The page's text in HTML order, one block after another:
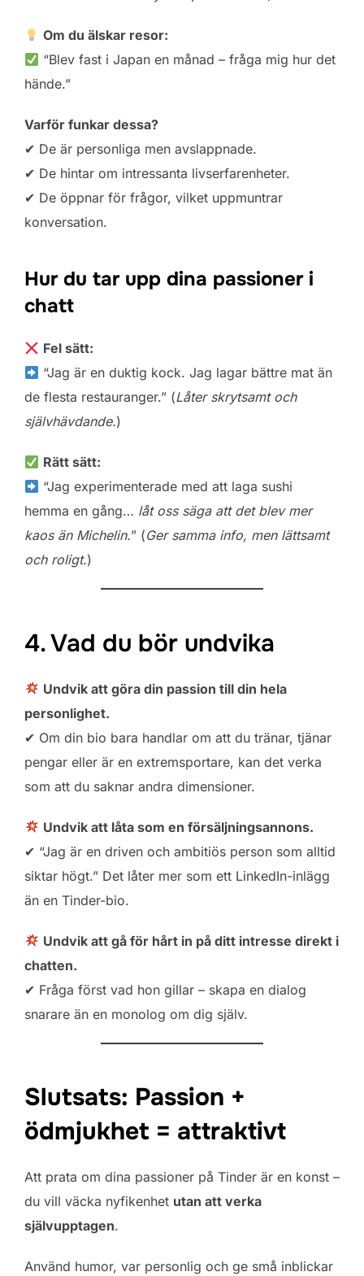
Om du älskar resor:
“Blev fast i Japan en månad – fråga mig hur det
hände.”
Varför funkar dessa?
✔ De är personliga men avslappnade.
✔ De hintar om intressanta livserfarenheter.
✔ De öppnar för frågor, vilket uppmuntrar
konversation.
Hur du tar upp dina passioner i
chatt
Fel sätt:
“Jag är en duktig kock. Jag lagar bättre mat än
de flesta restauranger.” (Låter skrytsamt och
självhävdande.)
Rätt sätt:
“Jag experimenterade med att laga sushi
hemma en gång… låt oss säga att det blev mer
kaos än Michelin.” (Ger samma info, men lättsamt
och roligt.)
4. Vad du bör undvika
Undvik att göra din passion till din hela
personlighet.
✔ Om din bio bara handlar om att du tränar, tjänar
pengar eller är en extremsportare, kan det verka
som att du saknar andra dimensioner.
Undvik att låta som en försäljningsannons.
✔ “Jag är en driven och ambitiös person som alltid
siktar högt.” Det låter mer som ett LinkedIn-inlägg
än en Tinder-bio.
Undvik att gå för hårt in på ditt intresse direkt i
chatten.
✔ Fråga först vad hon gillar – skapa en dialog
snarare än en monolog om dig själv.
Slutsats: Passion +
ödmjukhet = attraktivt
Att prata om dina passioner på Tinder är en konst –
du vill väcka nyfikenhet utan att verka
självupptagen.
Använd humor, var personlig och ge små inblickar